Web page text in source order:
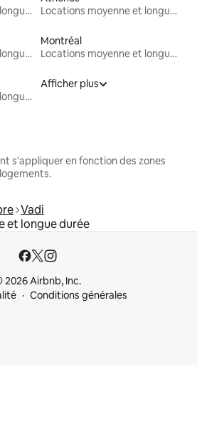
Locations moyenne et longue durée
Locations moyenne et longue durée
Locations moyenne et longue durée
Montréal
Locations moyenne et longue durée
Locations moyenne et longue durée
Afficher plus
s'appliquer en fonction des zones
Vadi
et longue durée
2026 Airbnb, Inc.
Conditions générales